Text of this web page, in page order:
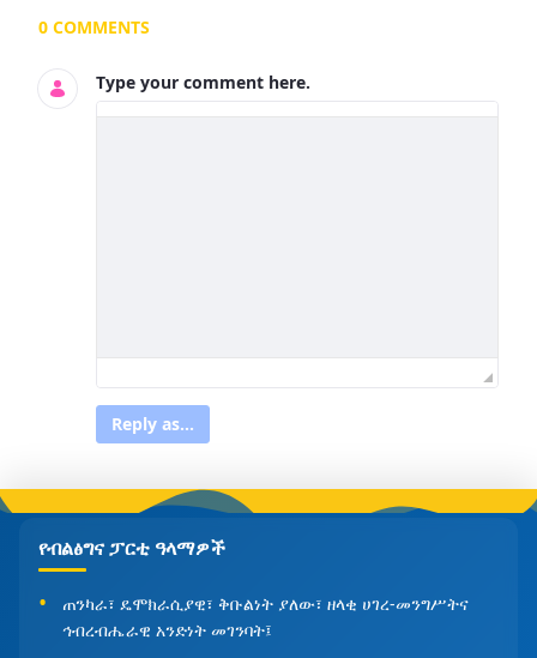
Documents and Media
0 COMMENTS
Type your comment here.
Reply as...
የብልፅግና ፓርቲ ዓላማዎች
ጠንካራ፣ ዴሞክራሲያዊ፣ ቅቡልነት ያለው፣ ዘላቂ ሀገረ-መንግሥትና
ኅብረብሔራዊ አንድነት መገንባት፤